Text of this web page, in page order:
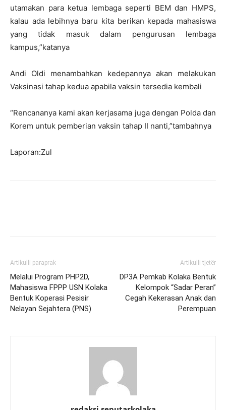
utamakan para ketua lembaga seperti BEM dan HMPS,
kalau ada lebihnya baru kita berikan kepada mahasiswa
yang tidak masuk dalam pengurusan lembaga
kampus,”katanya
Andi Oldi menambahkan kedepannya akan melakukan
Vaksinasi tahap kedua apabila vaksin tersedia kembali
“Rencananya kami akan kerjasama juga dengan Polda dan
Korem untuk pemberian vaksin tahap II nanti,”tambahnya
Laporan:Zul
Artikulli paraprak
Melalui Program PHP2D,
Mahasiswa FPPP USN Kolaka
Bentuk Koperasi Pesisir
Nelayan Sejahtera (PNS)
Artikulli tjetër
DP3A Pemkab Kolaka Bentuk
Kelompok “Sadar Peran”
Cegah Kekerasan Anak dan
Perempuan